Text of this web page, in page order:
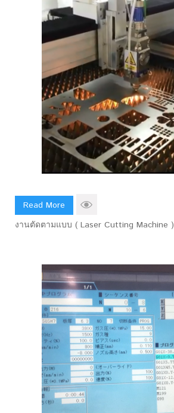
Read More
งานตัดตามแบบ ( Laser Cutting Machine )